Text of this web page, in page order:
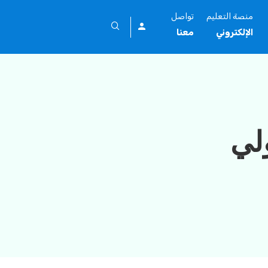
منصة التعليم
الإلكتروني
تواصل
معنا